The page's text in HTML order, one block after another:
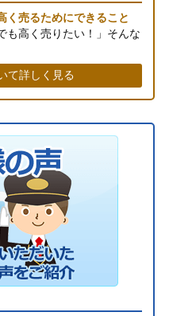
く売るためにできること
も高く売りたい！」そんな
て詳しく見る